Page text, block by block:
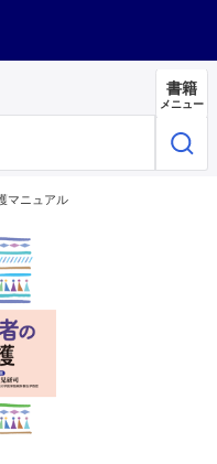
書籍
メニュー
マニュアル